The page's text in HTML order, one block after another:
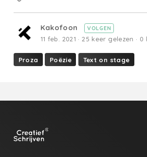
Kakofoon VOLGEN
11 feb. 2021 · 25 keer gelezen ·
Proza Poëzie Text on stage